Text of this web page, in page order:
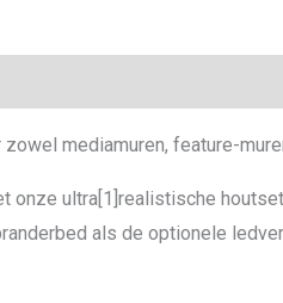
mediamuren, feature-
onze ultra[1]realistische
als de optionele